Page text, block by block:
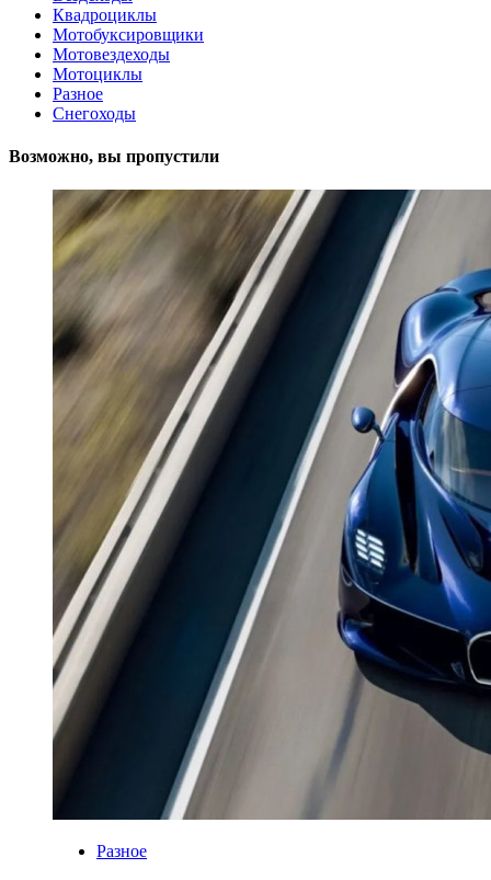
Квадроциклы
Мотобуксировщики
Мотовездеходы
Мотоциклы
Разное
Снегоходы
Возможно, вы пропустили
Разное